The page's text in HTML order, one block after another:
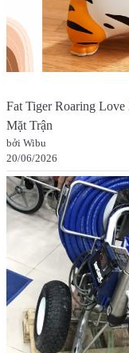
Fat Tiger Roaring
Mặt Trận
bởi Wibu
20/06/2026